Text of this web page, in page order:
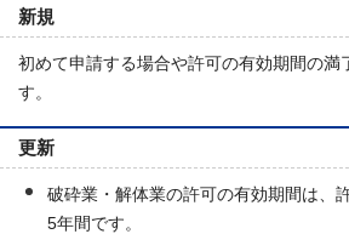
新規
初めて申請する場合や許可の有効期間の満
す。
更新
破砕業・解体業の許可の有効期間は、
5年間です。